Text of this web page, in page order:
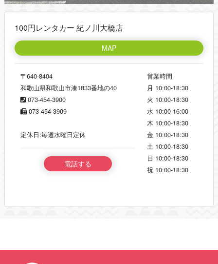
100円レンタカー 紀ノ川大橋店
MAP
〒640-8404
和歌山県和歌山市湊1833番地の40
073-454-3900
073-454-3909
定休日:毎週水曜日定休
電話する
営業時間
月 10:00-18:30
火 10:00-18:30
水 10:00-16:00
木 10:00-18:30
金 10:00-18:30
土 10:00-18:30
日 10:00-18:30
祝 10:00-18:30